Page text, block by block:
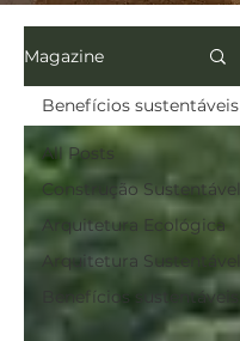
Magazine
All Posts
Construção Sustentável
Arquitetura Ecológica
Arquitetura Sustentável
Benefícios sustentáveis
Benefícios sustentáveis